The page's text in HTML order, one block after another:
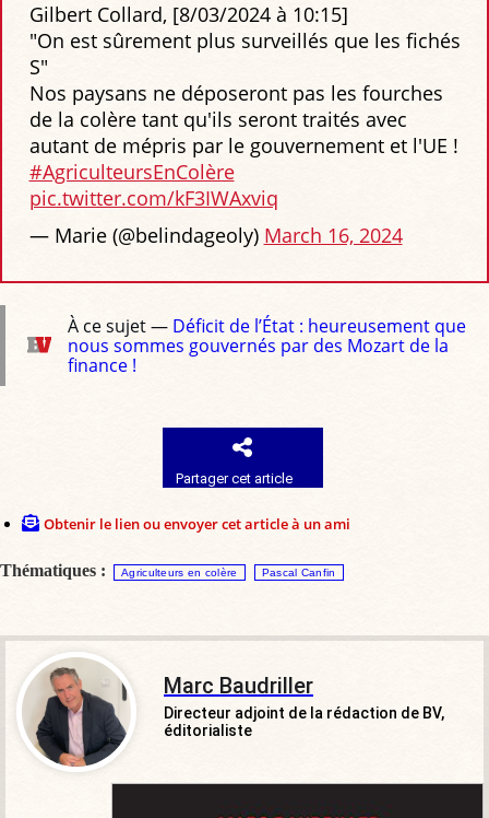
Gilbert Collard, [8/03/2024 à 10:15]
"On est sûrement plus surveillés que les fichés
S"
Nos paysans ne déposeront pas les fourches
de la colère tant qu'ils seront traités avec
autant de mépris par le gouvernement et l'UE !
#AgriculteursEnColère
pic.twitter.com/kF3IWAxviq
— Marie (@belindageoly) March 16, 2024
À ce sujet — Déficit de l’État : heureusement que
nous sommes gouvernés par des Mozart de la
finance !
Partager cet article
Obtenir le lien ou envoyer cet article à un ami
Thématiques : Agriculteurs en colère Pascal Canfin
Marc Baudriller
Directeur adjoint de la rédaction de BV,
éditorialiste